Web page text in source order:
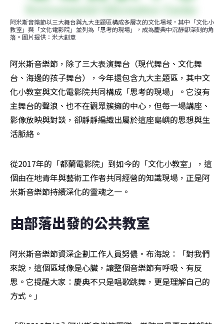
阿米斯音樂節以三大舞台與九大主題區構成多層次的文化場域，其中「文化小
教室」與「文化電影院」並列為「思考的現場」，成為慶典中沉靜卻深刻的角
落。圖片提供：米大創意
阿米斯音樂節，除了三大表演舞台（現代舞台、文化舞
台、海邊的孩子舞台），今年還包含九大主題區，其中文
化小教室與文化電影院共同構成「思考的現場」。它沒有
主舞台的聲浪、也不在觀眾簇擁的中心，但每一場講座、
影像放映與對談，卻靜靜編織出屬於這座島嶼的思想與生
活脈絡。
從2017年的「都蘭電影院」到如今的「文化小教室」，這
個由在地青年與藝術工作者共同經營的知識現場，正是阿
米斯音樂節持續深化的靈魂之一。
由部落出發的公共教室
阿米斯音樂節資深企劃工作人員努儂・布海說：「對我們
來說，這個區域像是心臟，讓整個音樂節有呼吸、有反
思。它提醒大家：慶典不只是唱歌跳舞，更是理解自己的
方式。」